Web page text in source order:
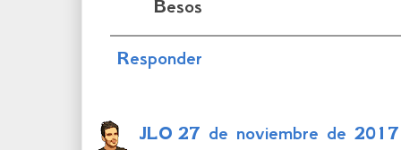
Besos
Responder
JLO 27 de noviembre de